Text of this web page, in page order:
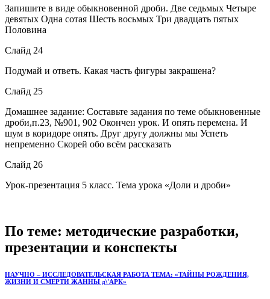
Запишите в виде обыкновенной дроби. Две седьмых Четыре
девятых Одна сотая Шесть восьмых Три двадцать пятых
Половина
Слайд 24
Подумай и ответь. Какая часть фигуры закрашена?
Слайд 25
Домашнее задание: Составьте задания по теме обыкновенные
дроби,п.23, №901, 902 Окончен урок. И опять перемена. И
шум в коридоре опять. Друг другу должны мы Успеть
непременно Скорей обо всём рассказать
Слайд 26
Урок-презентация 5 класс. Тема урока «Доли и дроби»
По теме: методические разработки,
презентации и конспекты
НАУЧНО – ИССЛЕДОВАТЕЛЬСКАЯ РАБОТА ТЕМА: «ТАЙНЫ РОЖДЕНИЯ,
ЖИЗНИ И СМЕРТИ ЖАННЫ д\'АРК»